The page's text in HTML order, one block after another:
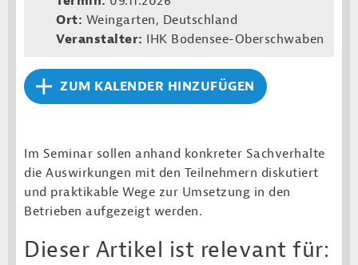
Ort: Weingarten, Deutschland
Veranstalter: IHK Bodensee-Oberschwaben
ZUM KALENDER HINZUFÜGEN
Im Seminar sollen anhand konkreter Sachverhalte
die Auswirkungen mit den Teilnehmern diskutiert
und praktikable Wege zur Umsetzung in den
Betrieben aufgezeigt werden.
Dieser Artikel ist relevant für: